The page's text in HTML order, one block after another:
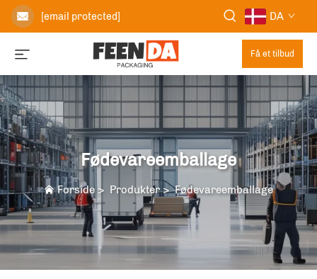
[email protected] DA
Få et tilbud
Fødevareemballage
Forside > Produkter>Fødevareemballage